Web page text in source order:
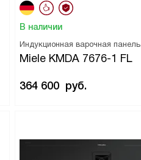
Индукционная варочная панель
Miele KMDA 7676-1 FL
В наличии
364 600 руб.